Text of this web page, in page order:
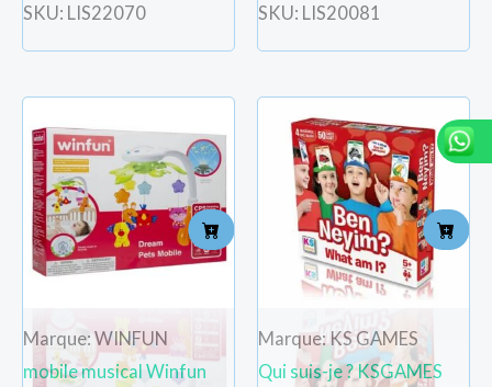
SKU: LIS22070 SKU: LIS20081
Marque: WINFUN
mobile musical Winfun
Marque: KS GAMES
Qui suis-je ? KSGAMES